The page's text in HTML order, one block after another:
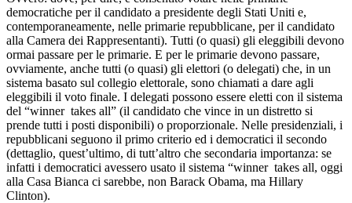
democratiche per il candidato a presidente degli Stati Uniti e,
contemporaneamente, nelle primarie repubblicane, per il candidato
alla Camera dei Rappresentanti). Tutti (o quasi) gli eleggibili devono
ormai passare per le primarie. E per le primarie devono passare,
ovviamente, anche tutti (o quasi) gli elettori (o delegati) che, in un
sistema basato sul collegio elettorale, sono chiamati a dare agli
eleggibili il voto finale. I delegati possono essere eletti con il sistema
del “winner takes all” (il candidato che vince in un distretto si
prende tutti i posti disponibili) o proporzionale. Nelle presidenziali, i
repubblicani seguono il primo criterio ed i democratici il secondo
(dettaglio, quest’ultimo, di tutt’altro che secondaria importanza: se
infatti i democratici avessero usato il sistema “winner takes all, oggi
alla Casa Bianca ci sarebbe, non Barack Obama, ma Hillary
Clinton).